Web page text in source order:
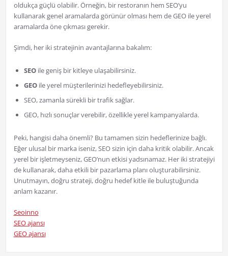
oldukça güçlü olabilir. Örneğin, bir restoranın hem SEO’yu
kullanarak genel aramalarda görünür olması hem de GEO ile yerel
aramalarda öne çıkması gerekir.
Şimdi, her iki stratejinin avantajlarına bakalım:
SEOile geniş bir kitleye ulaşabilirsiniz.
GEOile yerel müşterilerinizi hedefleyebilirsiniz.
SEO, zamanla sürekli bir trafik sağlar.
GEO, hızlı sonuçlar verebilir, özellikle yerel kampanyalarda.
Peki, hangisi daha önemli? Bu tamamen sizin hedeflerinize bağlı.
Eğer ulusal bir marka iseniz, SEO sizin için daha kritik olabilir. Ancak
yerel bir işletmeyseniz, GEO’nun etkisi yadsınamaz. Her iki stratejiyi
de kullanarak, daha etkili bir pazarlama planı oluşturabilirsiniz.
Unutmayın, doğru strateji, doğru hedef kitle ile buluştuğunda
anlam kazanır.
Seoinno
SEO ajansı
GEO ajansı